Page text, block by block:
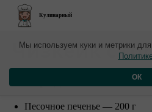
Кулинарный
​Чизкейк с
Песочное печенье — 200 г
Мы используем куки и метрики
ОК